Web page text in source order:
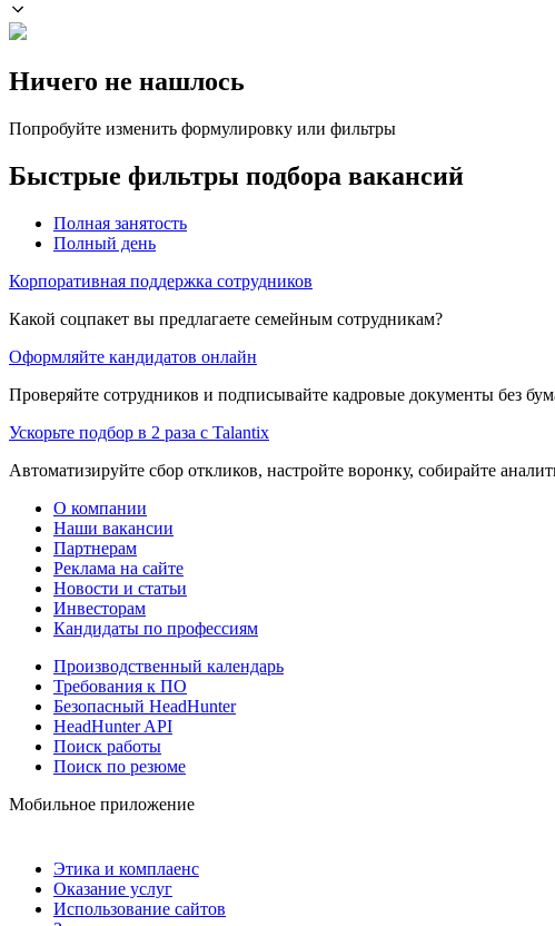
Ничего не нашлось
Попробуйте изменить формулировку или фильтры
Быстрые фильтры подбора вакансий
Полная занятость
Полный день
Корпоративная поддержка сотрудников
Какой соцпакет вы предлагаете семейным сотрудникам?
Оформляйте кандидатов онлайн
Проверяйте сотрудников и подписывайте кадровые документы без
Ускорьте подбор в 2 раза с Talantix
Автоматизируйте сбор откликов, настройте воронку, собирайте
О компании
Наши вакансии
Партнерам
Реклама на сайте
Новости и статьи
Инвесторам
Кандидаты по профессиям
Производственный календарь
Требования к ПО
Безопасный HeadHunter
HeadHunter API
Поиск работы
Поиск по резюме
Мобильное приложение
Этика и комплаенс
Оказание услуг
Использование сайтов